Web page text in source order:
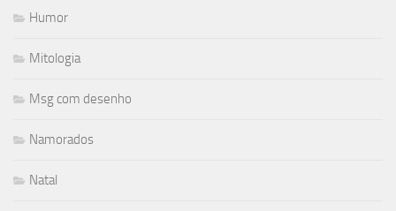
Humor
Mitologia
Msg com desenho
Namorados
Natal